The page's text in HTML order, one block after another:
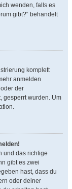
wenden, falls es
gibt?“ behandelt
komplett
anmelden
der
gesperrt wurden. Um
und das richtige
gibt es zwei
hast, dass du
oder deiner